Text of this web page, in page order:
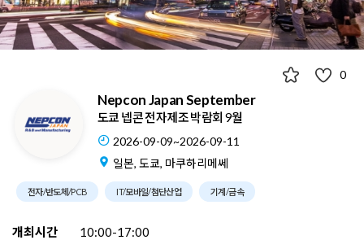
0
Nepcon Japan September
도쿄 넵콘 전자제조 박람회 9월
2026-09-09~2026-09-11
일본, 도쿄, 마쿠하리메쎄
전자/반도체/PCB IT/모바일/첨단산업 기계/금속
개최시간
10:00-17:00